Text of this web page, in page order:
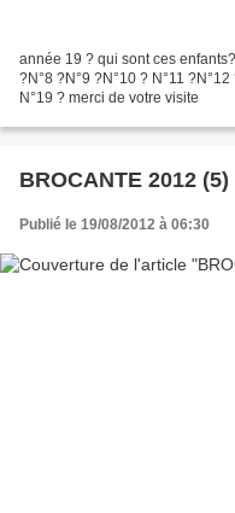
année 19 ? qui sont ces
?N°8 ?N°9 ?N°10 ? N°11
N°19 ? merci de votre visite
BROCANTE 2012 (5)
Publié le 19/08/2012 à 06:30